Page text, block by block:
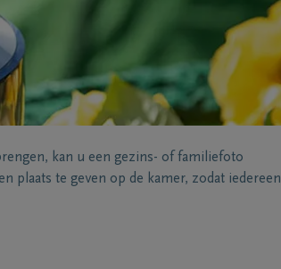
kan u een gezins- of familiefoto
plaats te geven op de kamer, zodat iedereen